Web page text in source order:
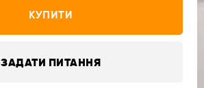
КУПИТИ
ЗАДАТИ ПИТАННЯ